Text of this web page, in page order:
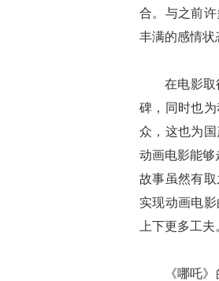
合。与之前
丰满的感情状
在电影
碑，同时也
众，这也为
动画电影能够
故事虽然有
实现动画电
上下更多工夫
《哪吒